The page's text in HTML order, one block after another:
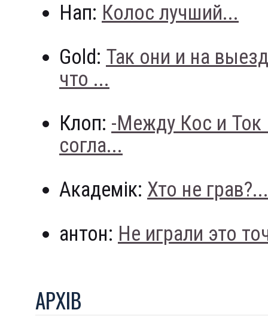
Нап: Колос лучший...
Gold: Так они и на
что ...
Клоп: -Между Кос и
согла...
Академік: Хто не грав?...
антон: Не играли это
АРХIВ